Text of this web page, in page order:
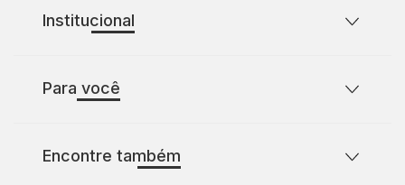
Institucional
Política de Privacidade
Para você
Casas para comprar com 3 quartos
Encontre também